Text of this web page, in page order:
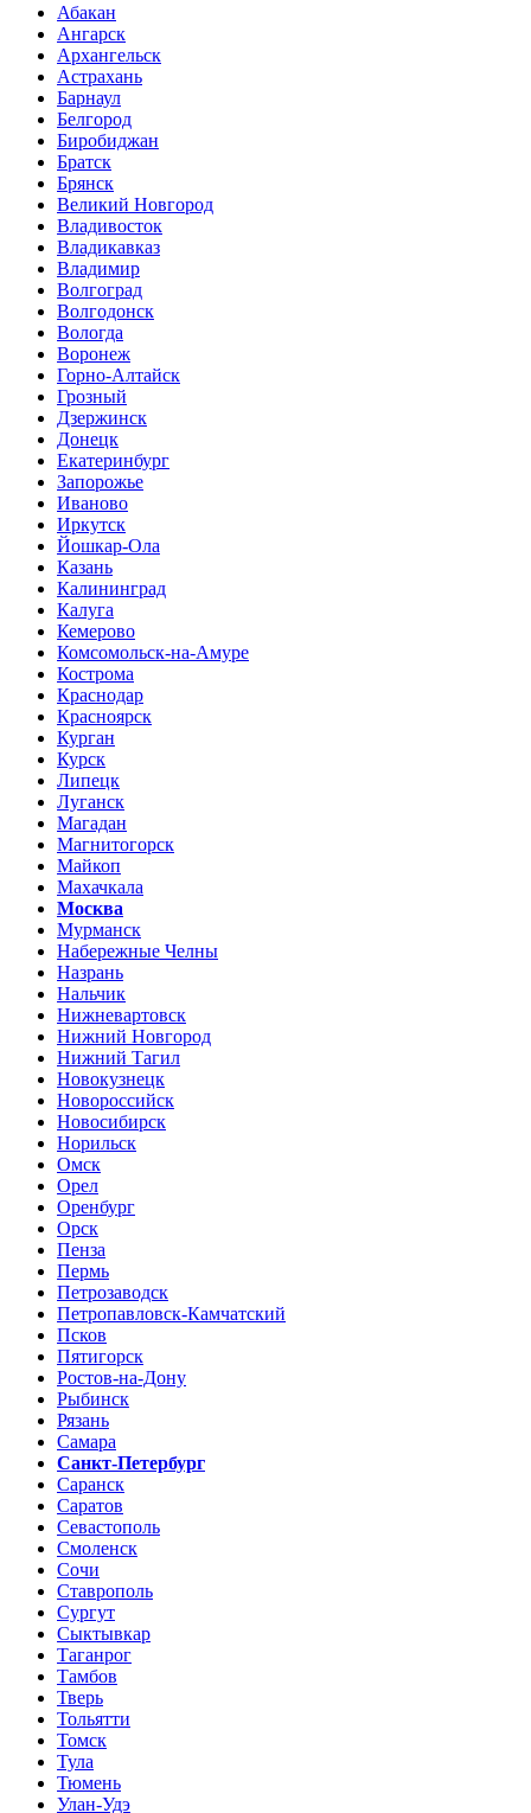
Абакан
Ангарск
Архангельск
Астрахань
Барнаул
Белгород
Биробиджан
Братск
Брянск
Великий Новгород
Владивосток
Владикавказ
Владимир
Волгоград
Волгодонск
Вологда
Воронеж
Горно-Алтайск
Грозный
Дзержинск
Донецк
Екатеринбург
Запорожье
Иваново
Иркутск
Йошкар-Ола
Казань
Калининград
Калуга
Кемерово
Комсомольск-на-Амуре
Кострома
Краснодар
Красноярск
Курган
Курск
Липецк
Луганск
Магадан
Магнитогорск
Майкоп
Махачкала
Москва
Мурманск
Набережные Челны
Назрань
Нальчик
Нижневартовск
Нижний Новгород
Нижний Тагил
Новокузнецк
Новороссийск
Новосибирск
Норильск
Омск
Орел
Оренбург
Орск
Пенза
Пермь
Петрозаводск
Петропавловск-Камчатский
Псков
Пятигорск
Ростов-на-Дону
Рыбинск
Рязань
Самара
Санкт-Петербург
Саранск
Саратов
Севастополь
Смоленск
Сочи
Ставрополь
Сургут
Сыктывкар
Таганрог
Тамбов
Тверь
Тольятти
Томск
Тула
Тюмень
Улан-Удэ